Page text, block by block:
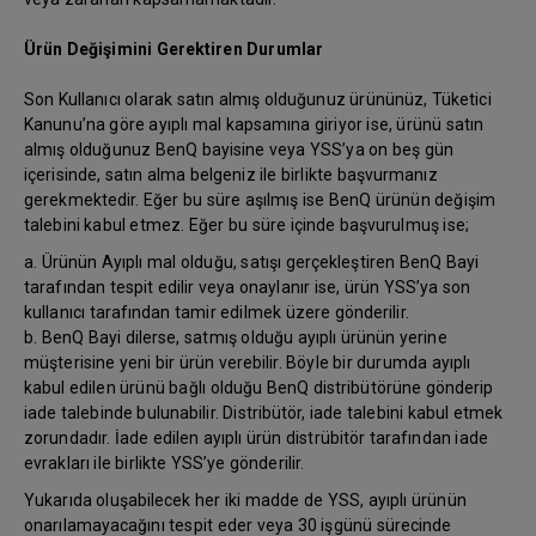
Ürün Değişimini Gerektiren Durumlar
Son Kullanıcı olarak satın almış olduğunuz ürününüz, Tüketici
Kanunu’na göre ayıplı mal kapsamına giriyor ise, ürünü satın
almış olduğunuz BenQ bayisine veya YSS’ya on beş gün
içerisinde, satın alma belgeniz ile birlikte başvurmanız
gerekmektedir. Eğer bu süre aşılmış ise BenQ ürünün değişim
talebini kabul etmez. Eğer bu süre içinde başvurulmuş ise;
a. Ürünün Ayıplı mal olduğu, satışı gerçekleştiren BenQ Bayi
tarafından tespit edilir veya onaylanır ise, ürün YSS’ya son
kullanıcı tarafından tamir edilmek üzere gönderilir.
b. BenQ Bayi dilerse, satmış olduğu ayıplı ürünün yerine
müşterisine yeni bir ürün verebilir. Böyle bir durumda ayıplı
kabul edilen ürünü bağlı olduğu BenQ distribütörüne gönderip
iade talebinde bulunabilir. Distribütör, iade talebini kabul etmek
zorundadır. İade edilen ayıplı ürün distrübitör tarafından iade
evrakları ile birlikte YSS’ye gönderilir.
Yukarıda oluşabilecek her iki madde de YSS, ayıplı ürünün
onarılamayacağını tespit eder veya 30 işgünü sürecinde